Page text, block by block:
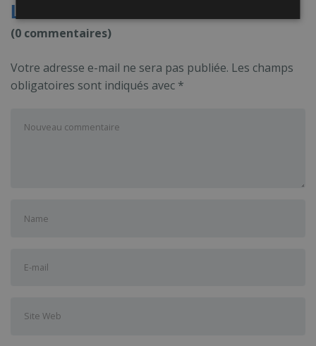
Leave a Comment
(0 commentaires)
Votre adresse e-mail ne sera pas publiée. Les champs
obligatoires sont indiqués avec *
commentaire*
Web